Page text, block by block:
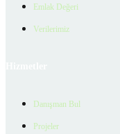
Emlak Değeri
Verilerimiz
Danışman Bul
Projeler